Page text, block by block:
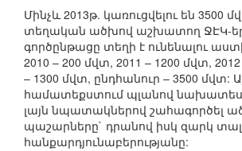
Մինչև 2013թ. կառուցվելու են 3500
տեղական ածխով աշխատող ՋԷԿ-
գործընթացը տեղի է ունենալու
2010 – 200 մվտ, 2011 – 1200 մվտ,
– 1300 մվտ, ընդհանուր – 3500 մվտ:
համատեքստում պլանով
լայն նպատակներով շահագործել
պաշարները` դրանով իսկ զարկ
հանքարդյունաբերությանը: